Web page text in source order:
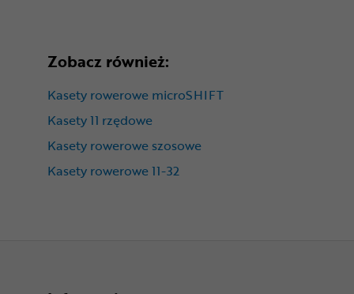
Zobacz również:
Kasety rowerowe microSHIFT
Kasety 11 rzędowe
Kasety rowerowe szosowe
Kasety rowerowe 11-32